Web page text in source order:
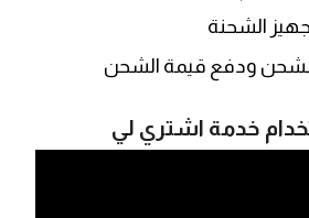
الشحنة
ودفع قيمة الشحن
خدمة اشتري لي